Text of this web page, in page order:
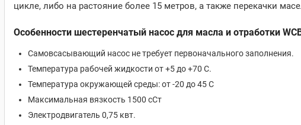
цикле, либо на растояние более 15 метров, а также перекачки
Особенности шестеренчатый насос для масла и отработки
Самовсасывающий насос не требует первоначального заполнения.
Температура рабочей жидкости от +5 до +70 С.
Температура окружающей среды: от -20 до 45 C
Максимальная вязкость 1500 сСт
Электродвигатель 0,75 квт.